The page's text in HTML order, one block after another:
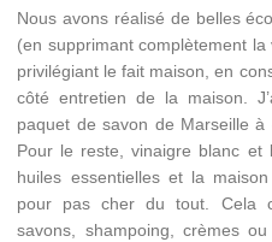
Nous avons réalisé de belles
(en supprimant complètement
privilégiant le fait maison, en
côté entretien de la maison.
paquet de savon de Marseille à
Pour le reste, vinaigre blanc et
huiles essentielles et la
pour pas cher du tout. Cela
savons, shampoing, crèmes